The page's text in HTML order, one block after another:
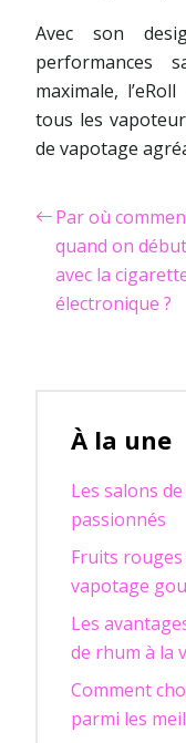
Avec son
performances
maximale,
tous les
de vapotage
Par où
quand on
avec la
électronique ?
À la une
Les salons
passionnés
Fruits
vapotage
Les
de rhum à la
Comment
parmi les